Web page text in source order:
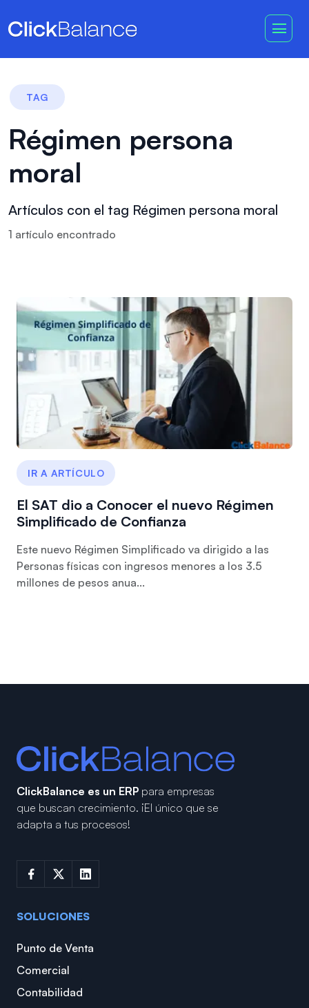
TAG
Régimen persona
moral
Artículos con el tag Régimen persona moral
1 artículo encontrado
IR A ARTÍCULO
El SAT dio a Conocer el nuevo Régimen
Simplificado de Confianza
Este nuevo Régimen Simplificado va dirigido a las
Personas físicas con ingresos menores a los 3.5
millones de pesos anua...
ClickBalance es un ERP para empresas
que buscan crecimiento. ¡El único que se
adapta a tus procesos!
SOLUCIONES
Punto de Venta
Comercial
Contabilidad